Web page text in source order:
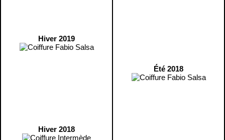
Hiver 2019
Hiver 2018
Été 2018